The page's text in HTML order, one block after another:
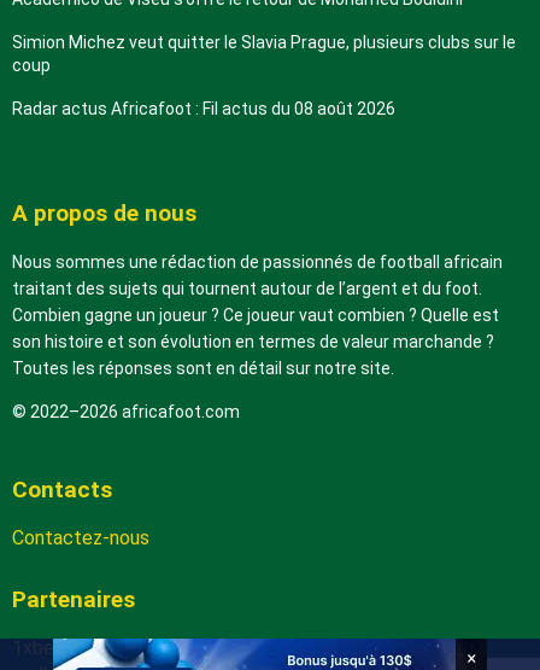
Simion Michez veut quitter le Slavia Prague, plusieurs clubs sur le
coup
Radar actus Africafoot : Fil actus du 08 août 2026
A propos de nous
Nous sommes une rédaction de passionnés de football africain
traitant des sujets qui tournent autour de l’argent et du foot.
Combien gagne un joueur ? Ce joueur vaut combien ? Quelle est
son histoire et son évolution en termes de valeur marchande ?
Toutes les réponses sont en détail sur notre site.
© 2022–2026 africafoot.com
Contacts
Contactez-nous
Partenaires
1xbetapk.africafoot.com
×